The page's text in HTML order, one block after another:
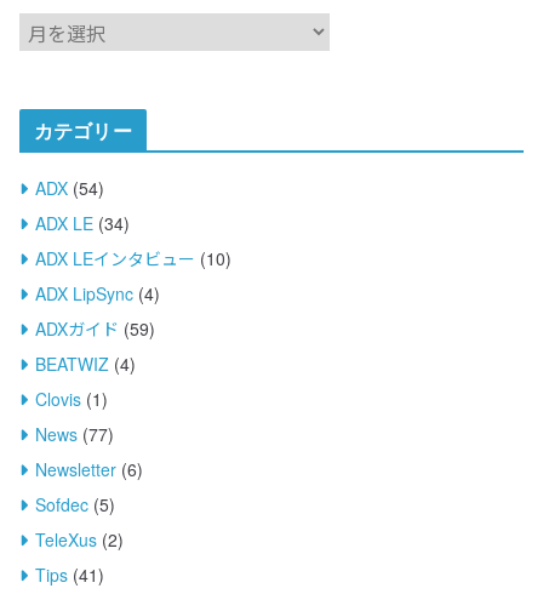
ア
ー
イ
ブ
カテゴリー
ADX (54)
ADX LE (34)
ADX LEインタビュー (10)
ADX LipSync (4)
ADXガイド (59)
BEATWIZ (4)
Clovis (1)
News (77)
Newsletter (6)
Sofdec (5)
TeleXus (2)
Tips (41)